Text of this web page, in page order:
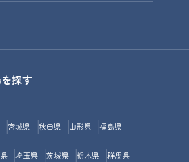
探す
宮城県 秋田県 山形県 福島県
埼玉県 茨城県 栃木県 群馬県